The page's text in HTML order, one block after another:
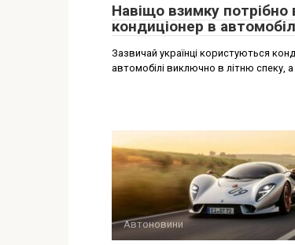
Навіщо взимку потрібно
кондиціонер в
Зазвичай українці користуються
автомобілі виключно в літню спеку,
Автоновини